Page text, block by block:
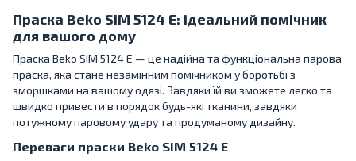
Праска Beko SIM 5124 E: ідеальний помічник
для вашого дому
Праска Beko SIM 5124 E — це надійна та функціональна парова
праска, яка стане незамінним помічником у боротьбі з
зморшками на вашому одязі. Завдяки їй ви зможете легко та
швидко привести в порядок будь-які тканини, завдяки
потужному паровому удару та продуманому дизайну.
Переваги праски Beko SIM 5124 E